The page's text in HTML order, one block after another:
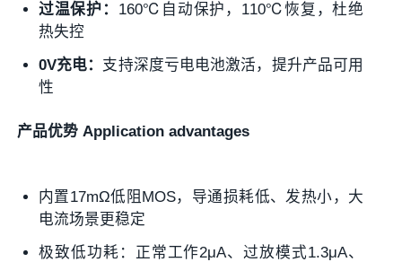
过温保护： 160℃自动保护，110℃恢复，杜绝
热失控
0V充电： 支持深度亏电电池激活，提升产品可用
性
产品优势 Application advantages
内置17mΩ低阻MOS， 导通损耗低、发热小，大
电流场景更稳定
极致低功耗：正常工作2μA、过放模式1.3μA、